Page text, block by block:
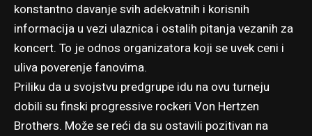
konstantno davanje svih adekvatnih i korisnih
informacija u vezi ulaznica i ostalih pitanja vezanih za
koncert. To je odnos organizatora koji se uvek ceni i
uliva poverenje fanovima.
Priliku da u svojstvu predgrupe idu na ovu turneju
dobili su finski progressive rockeri Von Hertzen
Brothers. Može se reći da su ostavili pozitivan na